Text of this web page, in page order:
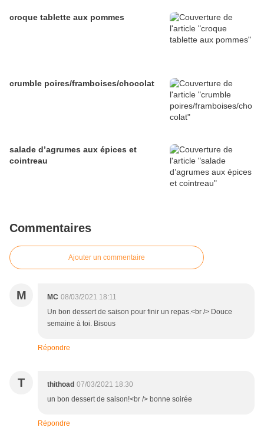
croque tablette aux pommes
crumble poires/framboises/chocolat
salade d’agrumes aux épices et
cointreau
Commentaires
Ajouter un commentaire
M MC 08/03/2021 18:11
Un bon dessert de saison pour finir un repas.<br /> Douce
semaine à toi. Bisous
Répondre
T thithoad 07/03/2021 18:30
un bon dessert de saison!<br /> bonne soirée
Répondre